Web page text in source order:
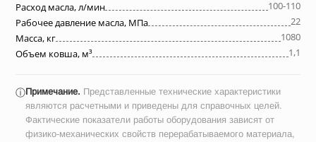
Расход масла, л/мин
100-110
Рабочее давление масла, МПа
22
Масса, кг
1080
Объем ковша, м³
1,1
ⓘПримечание. Представленные технические характеристики
являются расчетными и приведены для справочных целей.
Фактические показатели работы оборудования зависят от
физико-механических свойств перерабатываемого материала,